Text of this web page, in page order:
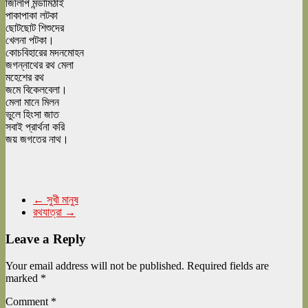
জিলিপি মন্ডামিঠাই
পাকাপাকা লটকা
ছোটছোট শিশুদের
খেলনা পটকা।
কোচবিহারের মদনমোহন
জগন্নাথের রথ মেলা
মহেশের রথ
জমে বিকেলবেলা।
মেলা মানে মিলন
ভুলে হিংসা জাত
সবাই প্রার্থনা করি
জয় জগতের নাথ।
← সুখী মানুষ
রথযাত্রা →
Leave a Reply
Your email address will not be published. Required fields are
marked *
Comment *